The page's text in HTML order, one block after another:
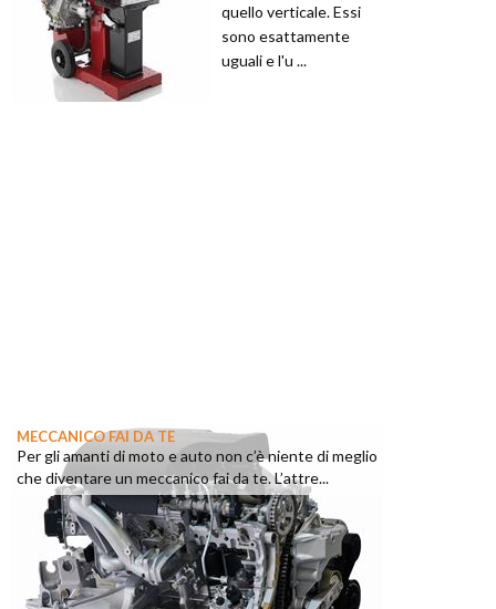
quello verticale. Essi
sono esattamente
uguali e l'u ...
MECCANICO FAI DA TE
Per gli amanti di moto e auto non c’è niente di meglio
che diventare un meccanico fai da te. L’attre...